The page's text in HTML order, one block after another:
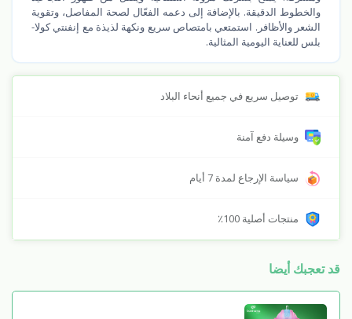
والخطوط الدقيقة. بالإضافة إلى دعمه الفعّال لصحة المفاصل، وتقوية
الشعر والأظافر. استمتعي بامتصاص سريع ونكهة لذيذة مع إنفنتي كولا-
بلس للعناية اليومية المثالية.
توصيل سريع في جميع أنحاء البلاد
وسيلة دفع آمنة
سياسة الإرجاع لمدة 7 أيام
منتجات أصلية 100٪
قد تعجبك أيضا